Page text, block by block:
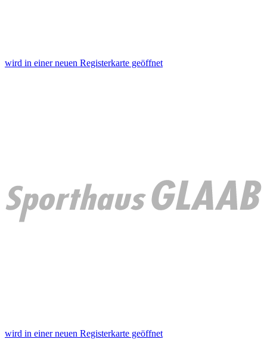
wird in einer neuen Registerkarte geöffnet
wird in einer neuen Registerkarte geöffnet